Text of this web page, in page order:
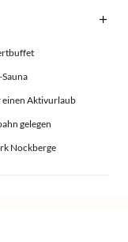
einen Aktivurlaub
gelegen
Nockberge